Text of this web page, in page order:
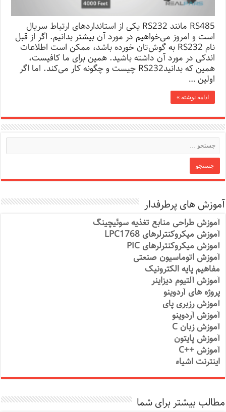
RS485 مانند RS232 یکی از استانداردهای ارتباط سریال
است و امروز می‌خواهیم در مورد آن بیشتر بدانیم. اگر از قبل
نام RS232 به گوش‌تان خورده باشد، ممکن است اطلاعات
اندکی در مورد آن داشته باشید. همین برای ما کافیست،
همین که بدانیدRS232 چیست و چگونه کار می‌کند. اما اگر
اولین …
ادامه نوشته »
آموزش های پرطرفدار
آموزش طراحی منابع تغذیه سوئیچینگ
آموزش میکروکنترلرهای LPC1768
آموزش میکروکنترلرهای PIC
آموزش اتوماسیون صنعتی
مفاهیم پایه الکترونیک
آموزش آلتیوم دیزاینر
پروژه های آردوینو
آموزش رزبری پای
آموزش آردوینو
آموزش زبان C
آموزش پایتون
آموزش ++C
اینترنت اشیاء
مطالب بیشتر برای شما